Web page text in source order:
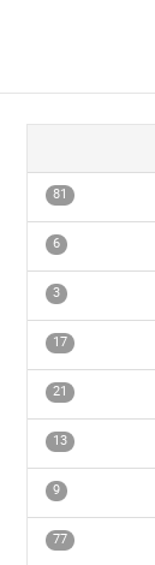
81
6
3
17
21
13
9
77